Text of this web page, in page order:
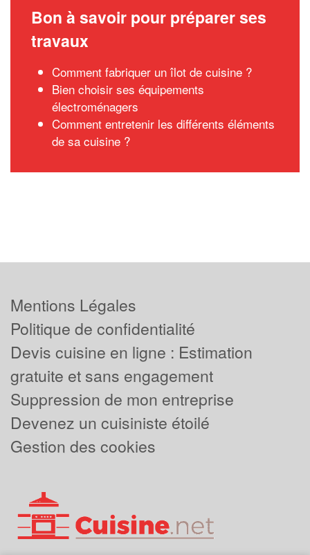
Bon à savoir pour préparer ses
travaux
Comment fabriquer un îlot de cuisine ?
Bien choisir ses équipements
électroménagers
Comment entretenir les différents éléments
de sa cuisine ?
Mentions Légales
Politique de confidentialité
Devis cuisine en ligne : Estimation
gratuite et sans engagement
Suppression de mon entreprise
Devenez un cuisiniste étoilé
Gestion des cookies